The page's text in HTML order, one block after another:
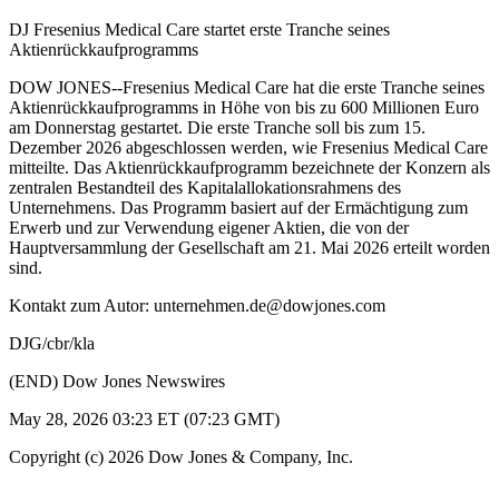
DJ Fresenius Medical Care startet erste Tranche seines
Aktienrückkaufprogramms
DOW JONES--Fresenius Medical Care hat die erste Tranche seines
Aktienrückkaufprogramms in Höhe von bis zu 600 Millionen Euro
am Donnerstag gestartet. Die erste Tranche soll bis zum 15.
Dezember 2026 abgeschlossen werden, wie Fresenius Medical Care
mitteilte. Das Aktienrückkaufprogramm bezeichnete der Konzern als
zentralen Bestandteil des Kapitalallokationsrahmens des
Unternehmens. Das Programm basiert auf der Ermächtigung zum
Erwerb und zur Verwendung eigener Aktien, die von der
Hauptversammlung der Gesellschaft am 21. Mai 2026 erteilt worden
sind.
Kontakt zum Autor: unternehmen.de@dowjones.com
DJG/cbr/kla
(END) Dow Jones Newswires
May 28, 2026 03:23 ET (07:23 GMT)
Copyright (c) 2026 Dow Jones & Company, Inc.